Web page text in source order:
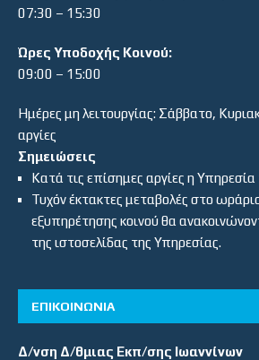
07:30 – 15:30
Ώρες Υποδοχής Κοινού:
09:00 – 15:00
Ημέρες μη λειτουργίας: Σάββατο,
αργίες
Σημειώσεις
Κατά τις επίσημες αργίες η Υπηρεσία
Τυχόν έκτακτες μεταβολές στο
εξυπηρέτησης κοινού θα
της ιστοσελίδας της Υπηρεσίας.
ΕΠΙΚΟΙΝΩΝΙΑ
Δ/νση Δ/θμιας Εκπ/σης Ιωαννίνων